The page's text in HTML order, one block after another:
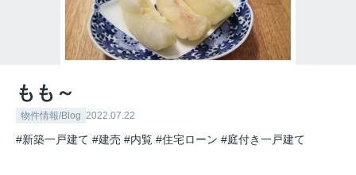
もも～
物件情報/Blog 2022.07.22
#新築一戸建て #建売 #内覧 #住宅ローン #庭付き一戸建て